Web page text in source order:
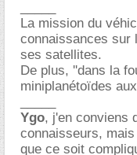
La mission du
connaissances sur
ses satellites.
De plus, ''dans la
miniplanétoïdes
Ygo, j'en conviens
connaisseurs,
que ce soit